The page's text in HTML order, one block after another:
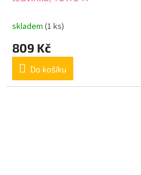
skladem (1 ks)
809 Kč
Do košíku